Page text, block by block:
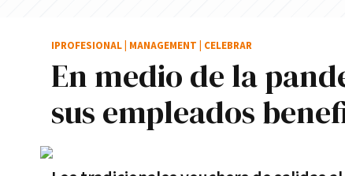
En medio de la
sus empleados
IPROFESIONAL MANAGEMENT CELEBRAR